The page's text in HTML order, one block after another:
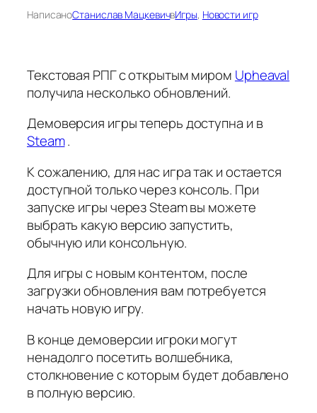
НаписаноСтанислав МацкевичвИгры, Новости игр
Текстовая РПГ с открытым миром Upheaval
получила несколько обновлений.
Демоверсия игры теперь доступна и в
Steam.
К сожалению, для нас игра так и остается
доступной только через консоль. При
запуске игры через Steam вы можете
выбрать какую версию запустить,
обычную или консольную.
Для игры с новым контентом, после
загрузки обновления вам потребуется
начать новую игру.
В конце демоверсии игроки могут
ненадолго посетить волшебника,
столкновение с которым будет добавлено
в полную версию.